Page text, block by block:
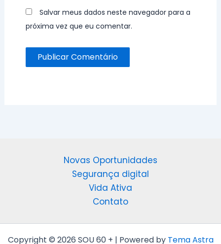
Salvar meus dados neste navegador para a
próxima vez que eu comentar.
Novas Oportunidades
Segurança digital
Vida Ativa
Contato
Copyright © 2026 SOU 60 + | Powered by Tema Astra